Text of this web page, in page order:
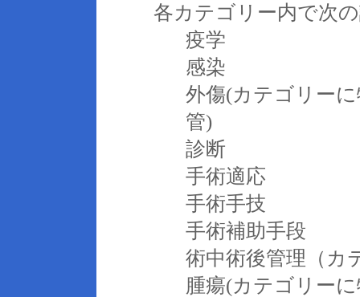
各カテゴリー内で次
疫学
感染
外傷(カテゴリー
管)
診断
手術適応
手術手技
手術補助手段
術中術後管理（カ
腫瘍(カテゴリー